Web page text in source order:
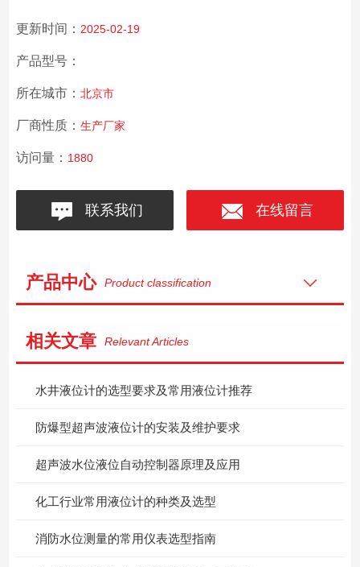
更新时间： 2025-02-19
产品型号：
所在城市： 北京市
厂商性质： 生产厂家
访问量： 1880
联系我们 在线留言
产品中心 Product classification
相关文章 Relevant Articles
水井液位计的选型要求及常用液位计推荐
防爆型超声波液位计的安装及维护要求
超声波水位液位自动控制器原理及应用
化工行业常用液位计的种类及选型
消防水位测量的常用仪表选型指南